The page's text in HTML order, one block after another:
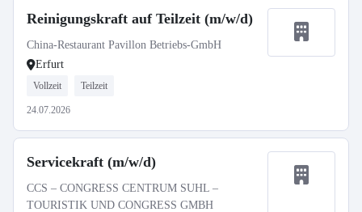
Reinigungskraft auf Teilzeit (m/w/d)
China-Restaurant Pavillon Betriebs-GmbH
Erfurt
Vollzeit Teilzeit
24.07.2026
Servicekraft (m/w/d)
CCS – CONGRESS CENTRUM SUHL –
TOURISTIK UND CONGRESS GMBH